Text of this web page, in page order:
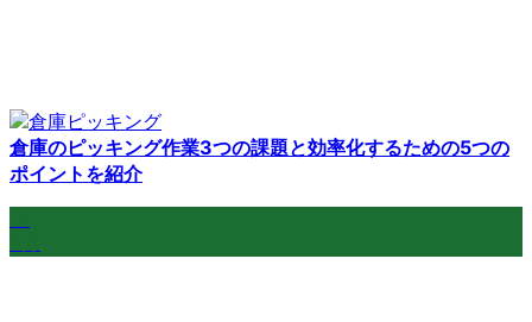
倉庫のピッキング作業3つの課題と効率化するための5つの
ポイントを紹介